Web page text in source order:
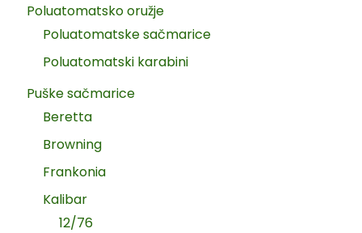
Poluatomatsko oružje
Poluatomatske sačmarice
Poluatomatski karabini
Puške sačmarice
Beretta
Browning
Frankonia
Kalibar
12/76